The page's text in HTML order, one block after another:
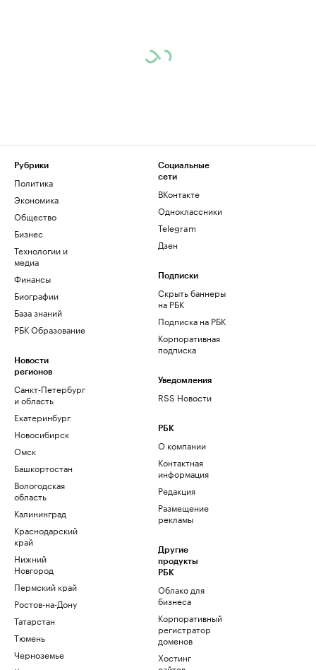
Рубрики
Политика
Экономика
Общество
Бизнес
Технологии и
медиа
Финансы
Биографии
База знаний
РБК Образование
Новости
регионов
Санкт-Петербург
и область
Екатеринбург
Новосибирск
Омск
Башкортостан
Вологодская
область
Калининград
Краснодарский
край
Нижний
Новгород
Пермский край
Ростов-на-Дону
Татарстан
Тюмень
Черноземье
Социальные
сети
ВКонтакте
Одноклассники
Telegram
Дзен
Подписки
Скрыть баннеры
на РБК
Подписка на РБК
Корпоративная
подписка
Уведомления
RSS Новости
РБК
О компании
Контактная
информация
Редакция
Размещение
рекламы
Другие
продукты
РБК
Облако для
бизнеса
Корпоративный
регистратор
доменов
Хостинг